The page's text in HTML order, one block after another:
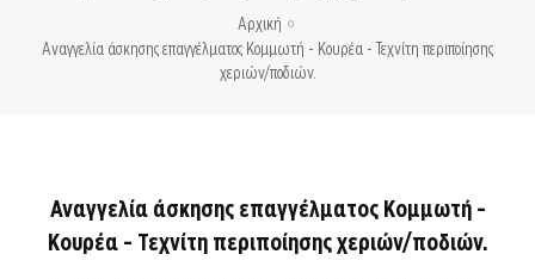
Αρχική
Αναγγελία άσκησης επαγγέλματος Κομμωτή - Κουρέα - Τεχνίτη περιποίησης
χεριών/ποδιών.
Αναγγελία άσκησης επαγγέλματος Κομμωτή -
Κουρέα - Τεχνίτη περιποίησης χεριών/ποδιών.